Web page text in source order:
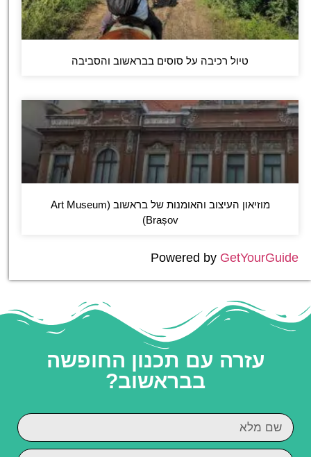
טיול רכיבה על סוסים בבראשוב והסביבה
מוזיאון העיצוב והאומנות של בראשוב (Art Museum
Brașov)
Powered by GetYourGuide
עזרה עם תכנון החופשה
בבראשוב?